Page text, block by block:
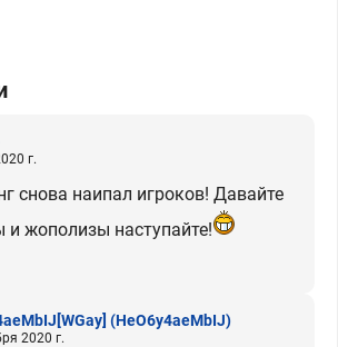
г.
снова наипал игроков! Давайте
жополизы наступайте!
(HeO6y4aeMbIJ)
2020 г.